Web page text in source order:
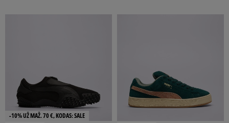
BR 20 21 22 23
-10% UŽ MAŽ. 70 €, KODAS: SALE